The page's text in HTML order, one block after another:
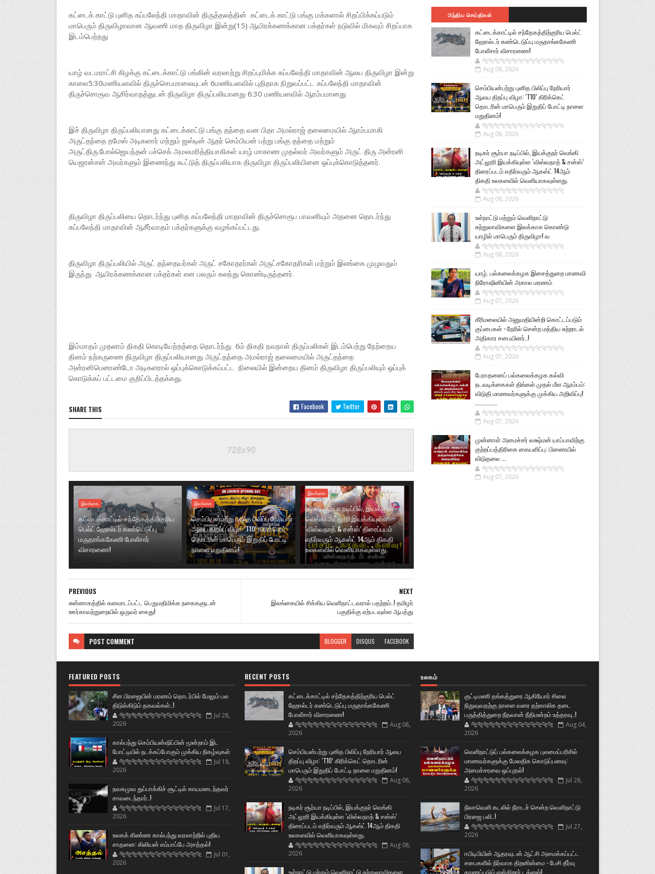
கட்டைக் காட்டு புனித கப்பலேந்தி மாதாவின் திருத்தலத்தின் கட்டைக் காட்டு பங்கு மக்களால் சிறப்பிக்கப்படும்
மாபெரும் திருவிழாவான ஆவணி மாத திருவிழா இன்று(15) ஆயிரக்கணக்கான பக்தர்கள் நடுவில் மிகவும் சிறப்பாக
இடம்பெற்றது
யாழ் வடமராட்சி கிழக்கு கட்டைக்காட்டு பங்கின் வரலாற்று சிறப்புமிக்க கப்பலேந்தி மாதாவின் ஆலய திருவிழா இன்று
காலை5:30மணியளவில் திருச்செபமாலையுடன் 6மணியளவில் புதிதாக நிறுவப்பட்ட கப்பலேந்தி மாதாவின்
திருச்சொரூவ ஆசிர்வாதத்துடன் திருவிழா திருப்பலியானது 6:30 மணியளவில் ஆரம்பமானது
இச் திருவிழா திருப்பலியானது கட்டைக்காட்டு பங்கு தந்தை வன பிதா அமல்ராஜ் தலைமையில் ஆரம்பமாகி
அருட்தந்தை றமேஸ் அடிகளார் மற்றும் ஜஸ்டின் ஆதர் செம்பியன் பற்று பங்கு தந்தை மற்றும்
அருட்திரு.போல்ஜெயந்தன் பச்செக் அமலமரித்தியாகிகள் யாழ் மாகாண முதல்வர் அவர்களும் அருட் திரு அன்ரனி
யெஜரன்சன் அவர்களும் இணைந்து கூட்டுத் திருப்பலியாக திருவிழா திருப்பலியினை ஒப்புக்கொடுத்தனர்.
திருவிழா திருப்பலியை தொடர்ந்து புனித கப்பலேந்தி மாதாவின் திருச்சொரூப பாவனியும் அதனை தொடர்ந்து
கப்பலேந்தி மாதாவின் ஆசீர்வாதம் பக்தர்களுக்கு வழங்கப்பட்டது.
திருவிழா திருப்பலியில் அருட் தந்தையர்கள் அருட் சகோதரர்கள் அருட்சகோதரிகள் மற்றும் இலங்கை முழுவதும்
இருந்து ஆயிரக்கணக்கான பக்தர்கள் என பலரும் கலந்து கொண்டிருந்தனர்.
இம்மாதம் முதலாம் திகதி கொடியேற்றத்தை தொடர்ந்து 6ம் திகதி நவநாள் திருப்பலிகள் இடம்பெற்று நேற்றைய
தினம் நற்கருணை திருவிழா திருப்பலியானது அருட்தந்தை அமல்ராஜ் தலைமையில் அருட்தந்தை
அன்ரனிபெனாண்டோ அடிகளரால் ஒப்புக்கொடுக்கப்பட்ட நிலையில் இன்றைய தினம் திருவிழா திருப்பலியும் ஒப்புக்
கொடுக்கப் பட்டமை குறிப்பிடத்தக்கது.
SHARE THIS Facebook Twitter
இலங்கை
கட்டைக்காட்டில் சந்தேகத்திற்குரிய
பெல்ட் ஹோல்டர் கண்டெடுப்பு
மருதாங்ககேணி போலீசார்
விசாரணை!
இலங்கை
செம்பியன்பற்று புனித பிலிப்பு நேரியார்
ஆலய திறப்பு விழா: ‘T10’ கிரிக்கெட்
தொடரின் மாபெரும் இறுதிப் போட்டி
நாளை மறுதினம்!
இலங்கை
நடிகர் சூர்யா நடிப்பில், இயக்குநர்
வெங்கி அட்லூரி இயக்கியுள்ள
‘விஸ்வநாத் & சன்ஸ்’ திரைப்படம்
எதிர்வரும் ஆகஸ்ட் 14ஆம் திகதி
உலகளவில் வெளியாகவுள்ளது.
NEXT
இலங்கையில் சிக்கிய வெளிநாட்டவரால் பதற்றம்..! தமிழர்
பகுதிக்கு ஏற்படவுள்ள ஆபத்து
PREVIOUS
சுன்னாகத்தில் களவாடப்பட்ட பெறுமதிமிக்க நகைகளுடன்
ஊர்காவற்றுறையில் ஒருவர் கைது!
POST COMMENT BLOGGER DISQUS FACEBOOK
பிந்திய செய்திகள்
கட்டைக்காட்டில் சந்தேகத்திற்குரிய பெல்ட்
ஹோல்டர் கண்டெடுப்பு மருதாங்ககேணி
போலீசார் விசாரணை!
🐅🐅🐅🐅🐅🐅🐆🐆🐆🐆🐆🐆🐆🐆
Aug 08, 2026
செம்பியன்பற்று புனித பிலிப்பு நேரியார்
ஆலய திறப்பு விழா: ‘T10’ கிரிக்கெட்
தொடரின் மாபெரும் இறுதிப் போட்டி நாளை
மறுதினம்!
🐅🐅🐅🐅🐅🐅🐆🐆🐆🐆🐆🐆🐆🐆
Aug 08, 2026
நடிகர் சூர்யா நடிப்பில், இயக்குநர் வெங்கி
அட்லூரி இயக்கியுள்ள ‘விஸ்வநாத் & சன்ஸ்’
திரைப்படம் எதிர்வரும் ஆகஸ்ட் 14ஆம்
திகதி உலகளவில் வெளியாகவுள்ளது.
🐅🐅🐅🐅🐅🐅🐆🐆🐆🐆🐆🐆🐆🐆
Aug 08, 2026
உள்நாட்டு மற்றும் வெளிநாட்டு
சுற்றுலாவிகளை இலக்காக கொண்டு
யாழில் மாபெரும் திருவிழா! வ
🐅🐅🐅🐅🐅🐅🐆🐆🐆🐆🐆🐆🐆🐆
Aug 08, 2026
யாழ். பல்கலைக்கழக இசைத்துறை மாணவி
நிரோஷினியின் அகால மரணம்
🐅🐅🐅🐅🐅🐅🐆🐆🐆🐆🐆🐆🐆🐆
Aug 07, 2026
கீரிமலையில் அனுமதியின்றி கொட்டப்படும்
குப்பைகள் - நேரில் சென்ற மத்திய சுற்றாடல்
அதிகார சபையினர்..!
🐅🐅🐅🐅🐅🐅🐆🐆🐆🐆🐆🐆🐆🐆
Aug 07, 2026
பேராதனைப் பல்கலைக்கழக கல்வி
நடவடிக்கைகள் திங்கள் முதல் மீள ஆரம்பம்:
விடுதி மாணவர்களுக்கு முக்கிய அறிவிப்பு!
...............
🐅🐅🐅🐅🐅🐅🐆🐆🐆🐆🐆🐆🐆🐆
Aug 07, 2026
முன்னாள் அமைச்சர் லக்ஷ்மன் யாப்பாவிற்கு
குற்றப்பத்திரிகை கையளிப்பு: பிணையில்
விடுதலை ...
🐅🐅🐅🐅🐅🐅🐆🐆🐆🐆🐆🐆🐆🐆
Aug 07, 2026
FEATURED POSTS
சீன பிரஜையின் மரணம் தொடர்பில் மேலும் பல
திடுக்கிடும் தகவல்கள்..!
🐅🐅🐅🐅🐅🐅🐆🐆🐆🐆🐆🐆🐆🐆
Jul 28,
2026
கால்பந்து செம்பியன்ஷிப்பின் மூன்றாம் இட
போட்டியில் நடக்கப்போகும் முக்கிய நிகழ்வுகள்
🐅🐅🐅🐅🐅🐅🐆🐆🐆🐆🐆🐆🐆🐆
Jul 18,
2026
நவகமுவ துப்பாக்கிச் சூட்டில் காயமடைந்தவர்
சாவடைந்தார்..!
🐅🐅🐅🐅🐅🐅🐆🐆🐆🐆🐆🐆🐆🐆
Jul 17,
2026
உலகக் கிண்ண கால்பந்து வரலாற்றில் புதிய
சாதனை: கிலியன் எம்பாப்பே அசத்தல்!
🐅🐅🐅🐅🐅🐅🐆🐆🐆🐆🐆🐆🐆🐆
Jul 01,
2026
RECENT POSTS
கட்டைக்காட்டில் சந்தேகத்திற்குரிய பெல்ட்
ஹோல்டர் கண்டெடுப்பு மருதாங்ககேணி
போலீசார் விசாரணை!
🐅🐅🐅🐅🐅🐅🐆🐆🐆🐆🐆🐆🐆🐆
Aug 08,
2026
செம்பியன்பற்று புனித பிலிப்பு நேரியார் ஆலய
திறப்பு விழா: ‘T10’ கிரிக்கெட் தொடரின்
மாபெரும் இறுதிப் போட்டி நாளை மறுதினம்!
🐅🐅🐅🐅🐅🐅🐆🐆🐆🐆🐆🐆🐆🐆
Aug 08,
2026
நடிகர் சூர்யா நடிப்பில், இயக்குநர் வெங்கி
அட்லூரி இயக்கியுள்ள ‘விஸ்வநாத் & சன்ஸ்’
திரைப்படம் எதிர்வரும் ஆகஸ்ட் 14ஆம் திகதி
உலகளவில் வெளியாகவுள்ளது.
🐅🐅🐅🐅🐅🐅🐆🐆🐆🐆🐆🐆🐆🐆
Aug 08,
2026
உள்நாட்டு மற்றும் வெளிநாட்டு சுற்றுலாவிகளை
உலகம்
குட்டிமணி தங்கத்துரை ஆகியோர் சிலை
நிறுவுவதற்கு நாளை வரை தற்காலிக தடை
பருத்தித்துறை நீதவான் நீதிமன்றம் உத்தரவு..!
🐅🐅🐅🐅🐅🐅🐆🐆🐆🐆🐆🐆🐆🐆
Aug 04,
2026
வெளிநாட்டுப் பல்கலைக்கழக புலமைப்பரிசில்
மாணவர்களுக்கு மேலதிக கொடுப்பனவு:
அமைச்சரவை ஒப்புதல்!
🐅🐅🐅🐅🐅🐅🐆🐆🐆🐆🐆🐆🐆🐆
Jul 28,
2026
நிலாவெளி கடலில் நீராடச் சென்ற வௌிநாட்டு
பிரஜை பலி..!
🐅🐅🐅🐅🐅🐅🐆🐆🐆🐆🐆🐆🐆🐆
Jul 27,
2026
ஈபிடிபியின் ஆதரவுடன் ஆட்சி அமைக்கப்பட்ட
சபைகளில் நிர்வாக திறனின்மை - பேசி தீர்வு
காணப்படும் என்கிறார் டக்ளஸ்!